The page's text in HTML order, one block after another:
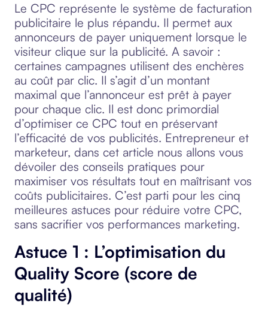
Le CPC représente le système de facturation
publicitaire le plus répandu. Il permet aux
annonceurs de payer uniquement lorsque le
visiteur clique sur la publicité. A savoir :
certaines campagnes utilisent des enchères
au coût par clic. Il s’agit d’un montant
maximal que l’annonceur est prêt à payer
pour chaque clic. Il est donc primordial
d’optimiser ce CPC tout en préservant
l’efficacité de vos publicités. Entrepreneur et
marketeur, dans cet article nous allons vous
dévoiler des conseils pratiques pour
maximiser vos résultats tout en maîtrisant vos
coûts publicitaires. C’est parti pour les cinq
meilleures astuces pour réduire votre CPC,
sans sacrifier vos performances marketing.
Astuce 1 : L’optimisation du
Quality Score (score de
qualité)